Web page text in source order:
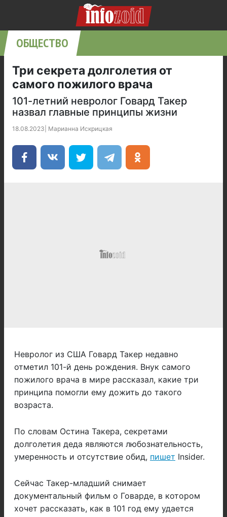
ОБЩЕСТВО
Три секрета долголетия от
самого пожилого врача
101-летний невролог Говард Такер
назвал главные принципы жизни
18.08.2023 Марианна Искрицкая
Невролог из США Говард Такер недавно
отметил 101-й день рождения. Внук самого
пожилого врача в мире рассказал, какие три
принципа помогли ему дожить до такого
возраста.
По словам Остина Такера, секретами
долголетия деда являются любознательность,
умеренность и отсутствие обид, пишет Insider.
Cейчас Такер-младший снимает
документальный фильм о Говарде, в котором
хочет рассказать, как в 101 год ему удается